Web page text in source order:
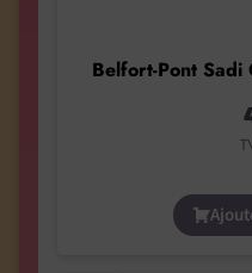
Belfort-Pont Sadi